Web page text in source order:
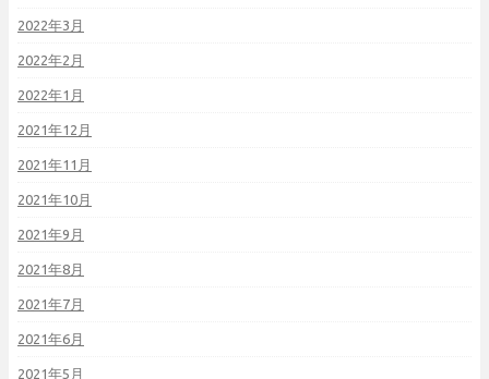
2022年3月
2022年2月
2022年1月
2021年12月
2021年11月
2021年10月
2021年9月
2021年8月
2021年7月
2021年6月
2021年5月